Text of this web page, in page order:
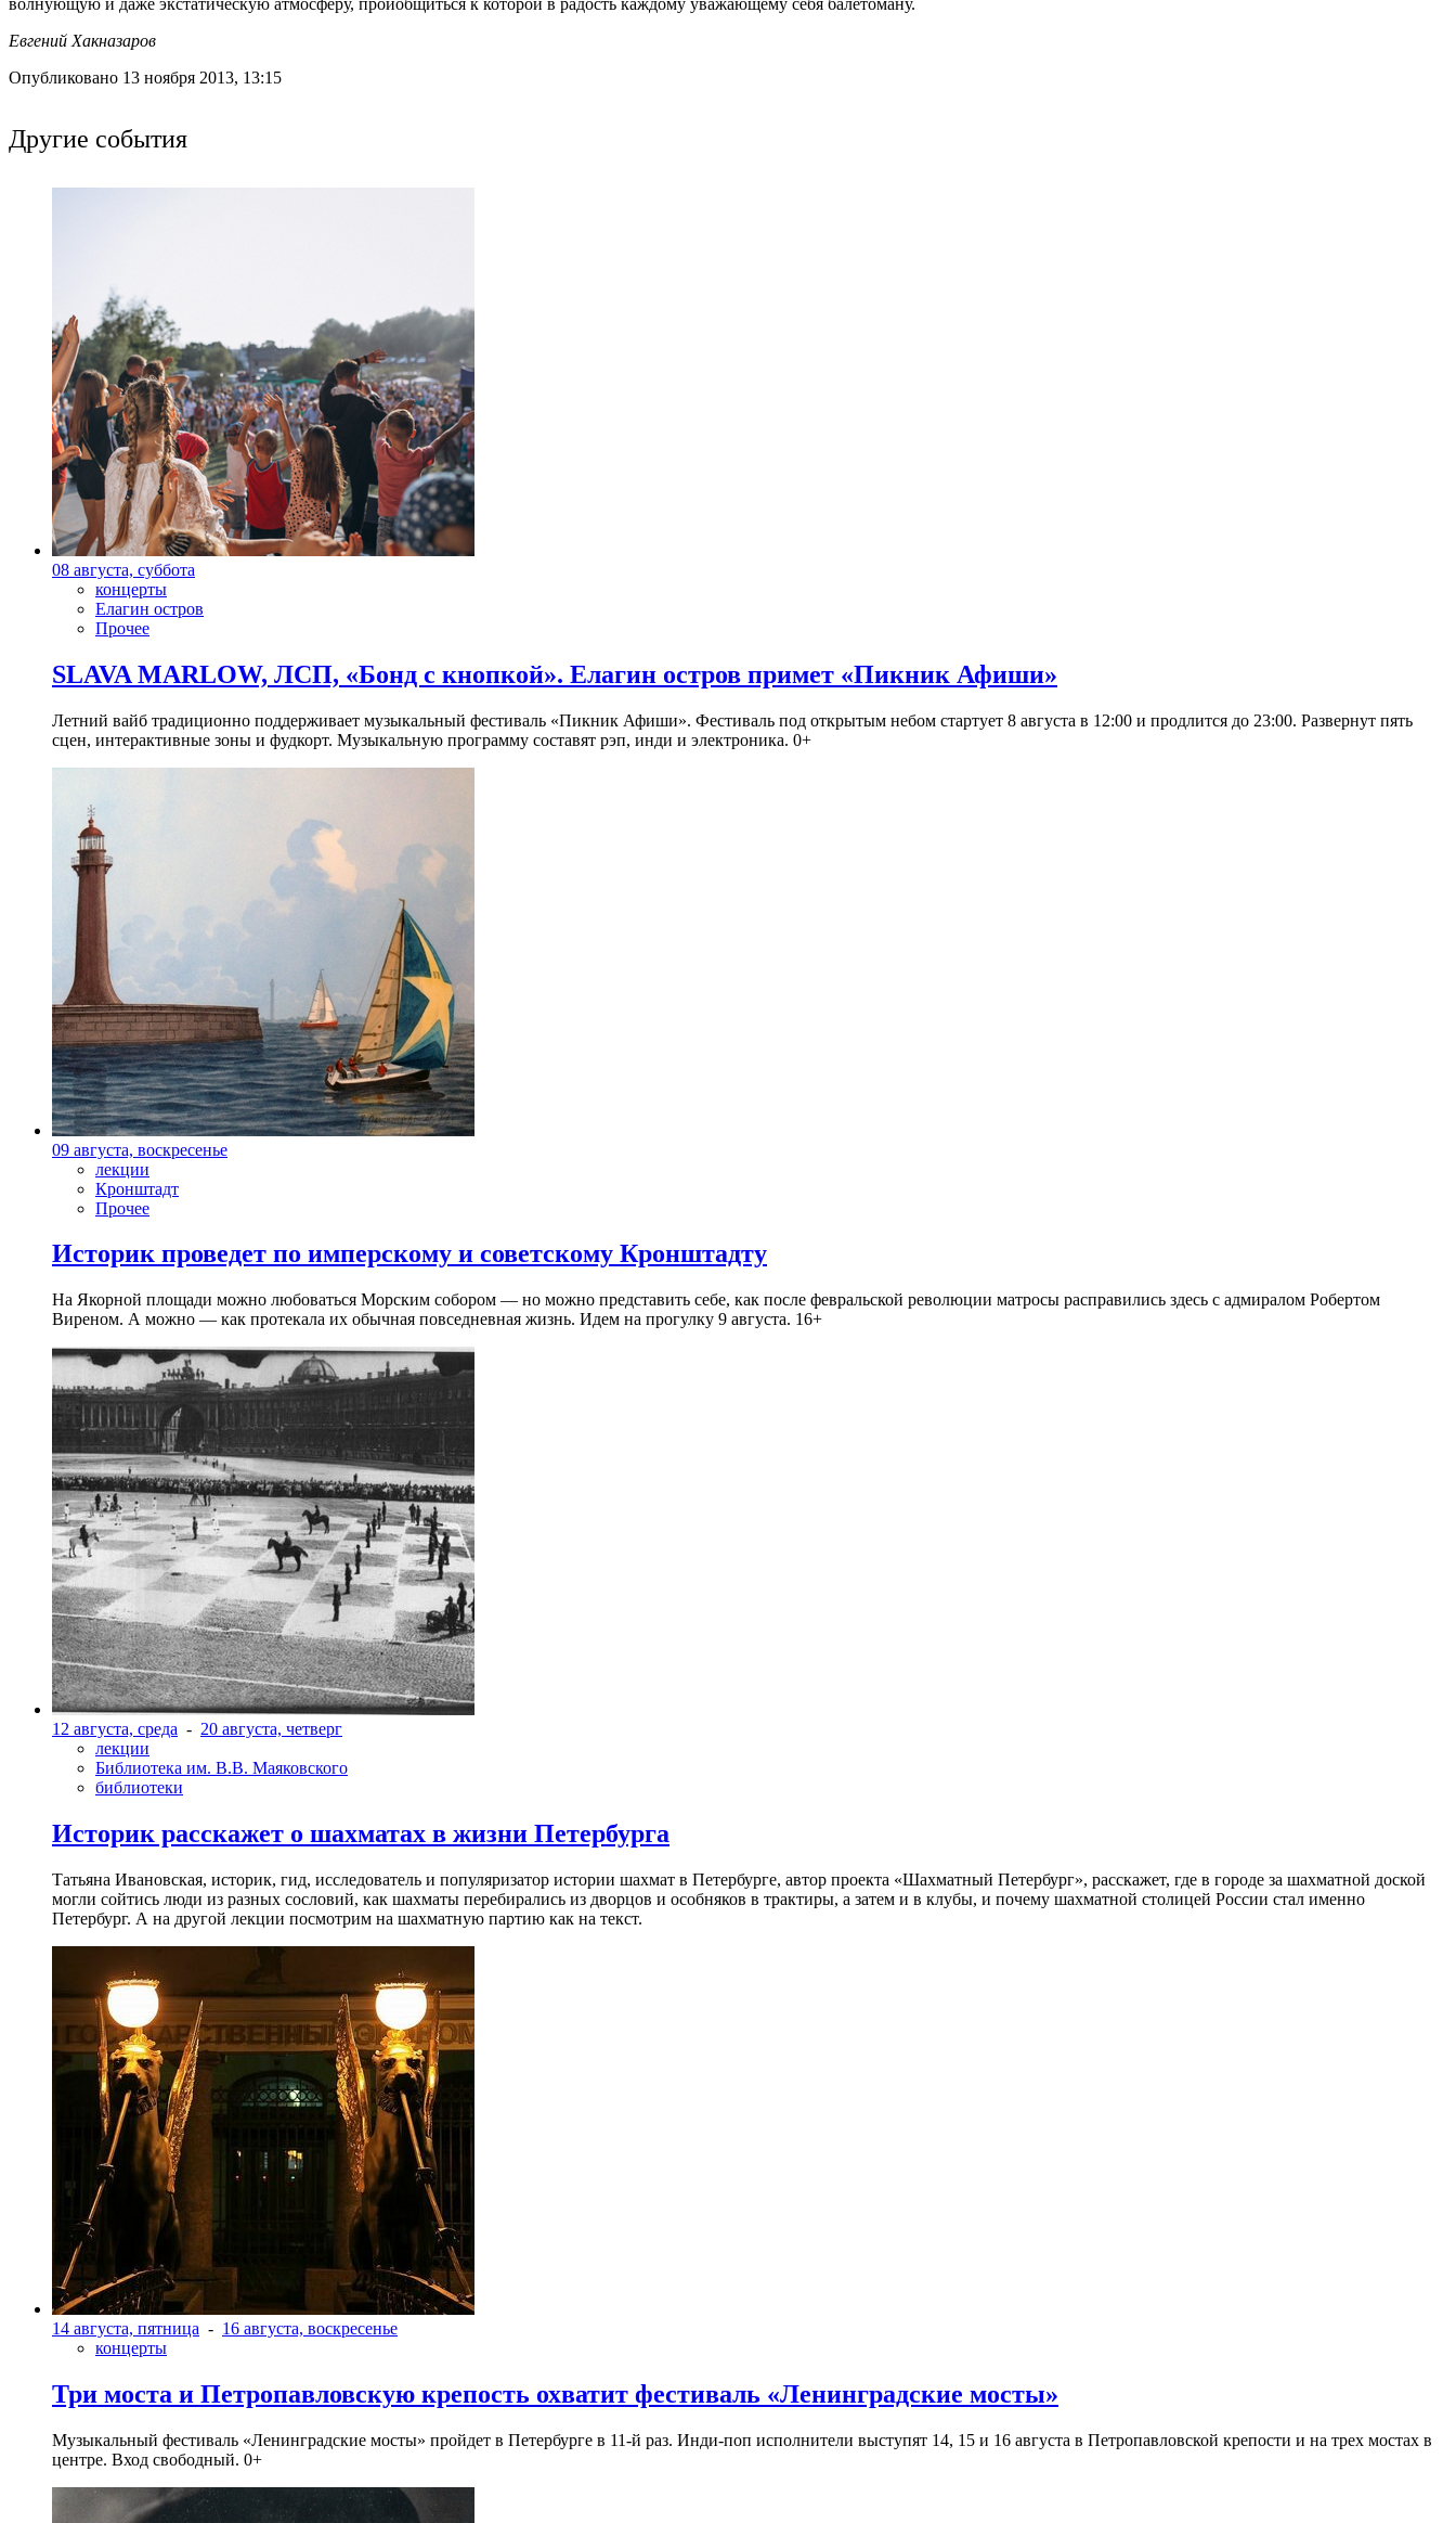
Евгений Хакназаров
Опубликовано 13 ноября 2013, 13:15
Другие события
08 августа, суббота
концерты
Елагин остров
Прочее
SLAVA MARLOW, ЛСП, «Бонд с кнопкой». Елагин остров примет «Пикник Афиши»
Летний вайб традиционно поддерживает музыкальный фестиваль «Пикник Афиши». Фестиваль под открытым небом стартует 8 августа в 12:00 и продлится до 23:00. Развернут пять
сцен, интерактивные зоны и фудкорт. Музыкальную программу составят рэп, инди и электроника. 0+
09 августа, воскресенье
лекции
Кронштадт
Прочее
Историк проведет по имперскому и советскому Кронштадту
На Якорной площади можно любоваться Морским собором — но можно представить себе, как после февральской революции матросы расправились здесь с адмиралом Робертом
Виреном. А можно — как протекала их обычная повседневная жизнь. Идем на прогулку 9 августа. 16+
12 августа, среда - 20 августа, четверг
лекции
Библиотека им. В.В. Маяковского
библиотеки
Историк расскажет о шахматах в жизни Петербурга
Татьяна Ивановская, историк, гид, исследователь и популяризатор истории шахмат в Петербурге, автор проекта «Шахматный Петербург», расскажет, где в городе за шахматной доской
могли сойтись люди из разных сословий, как шахматы перебирались из дворцов и особняков в трактиры, а затем и в клубы, и почему шахматной столицей России стал именно
Петербург. А на другой лекции посмотрим на шахматную партию как на текст.
14 августа, пятница - 16 августа, воскресенье
концерты
Три моста и Петропавловскую крепость охватит фестиваль «Ленинградские мосты»
Музыкальный фестиваль «Ленинградские мосты» пройдет в Петербурге в 11-й раз. Инди-поп исполнители выступят 14, 15 и 16 августа в Петропавловской крепости и на трех мостах в
центре. Вход свободный. 0+